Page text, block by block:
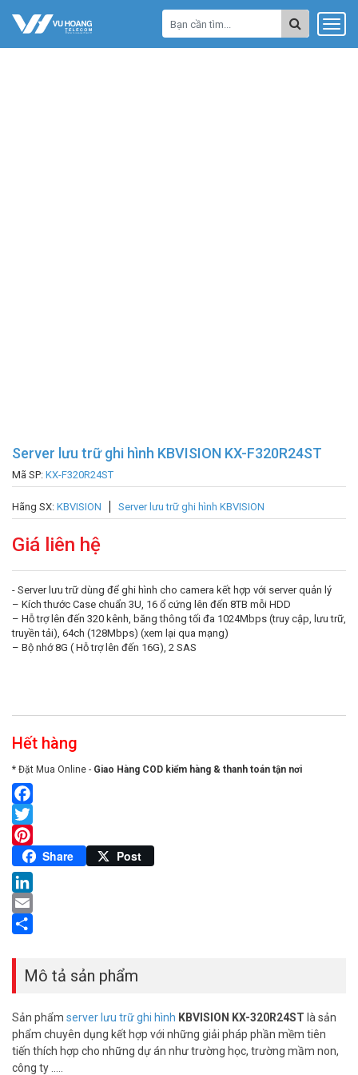
Server lưu trữ ghi hình KBVISION KX-F320R24ST
Mã SP: KX-F320R24ST
Hãng SX: KBVISION Server lưu trữ ghi hình KBVISION
Giá liên hệ
​- Server lưu trữ dùng để ghi hình cho camera kết hợp với server quản lý
– Kích thước Case chuẩn 3U, 16 ổ cứng lên đến 8TB mỗi HDD
– Hỗ trợ lên đến 320 kênh, băng thông tối đa 1024Mbps (truy cập, lưu trữ,
truyền tải), 64ch (128Mbps) (xem lại qua mạng)
– Bộ nhớ 8G ( Hỗ trợ lên đến 16G), 2 SAS
Hết hàng
* Đặt Mua Online - Giao Hàng COD kiểm hàng & thanh toán tận nơi
Facebook
Twitter
Pinterest
Share Post
LinkedIn
Email
Mô tả sản phẩm
Sản phẩm server lưu trữ ghi hình KBVISION KX-320R24ST là sản
phẩm chuyên dụng kết hợp với những giải pháp phần mềm tiên
tiến thích hợp cho những dự án như trường học, trường mầm non,
công ty …..